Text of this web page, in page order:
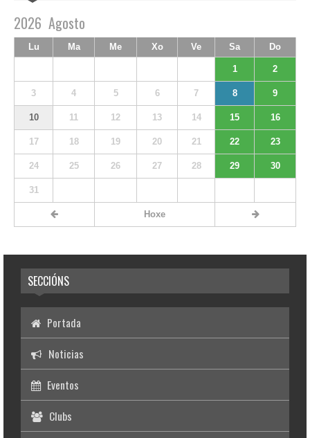
2026 Agosto
Lu Ma Me Xo Ve Sa Do
1 2
3 4 5 6 7 8 9
10 11 12 13 14 15 16
17 18 19 20 21 22 23
24 25 26 27 28 29 30
31
Hoxe
SECCIÓNS
Portada
Noticias
Eventos
Clubs